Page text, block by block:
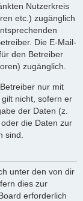
Nutzerkreis
etc.) zugänglich
Die E-Mail-
den Betreiber
zugänglich.
nur mit
nicht, sofern er
der Daten (z.
die Daten zur
sind.
unter den von dir
dies zur
erforderlich